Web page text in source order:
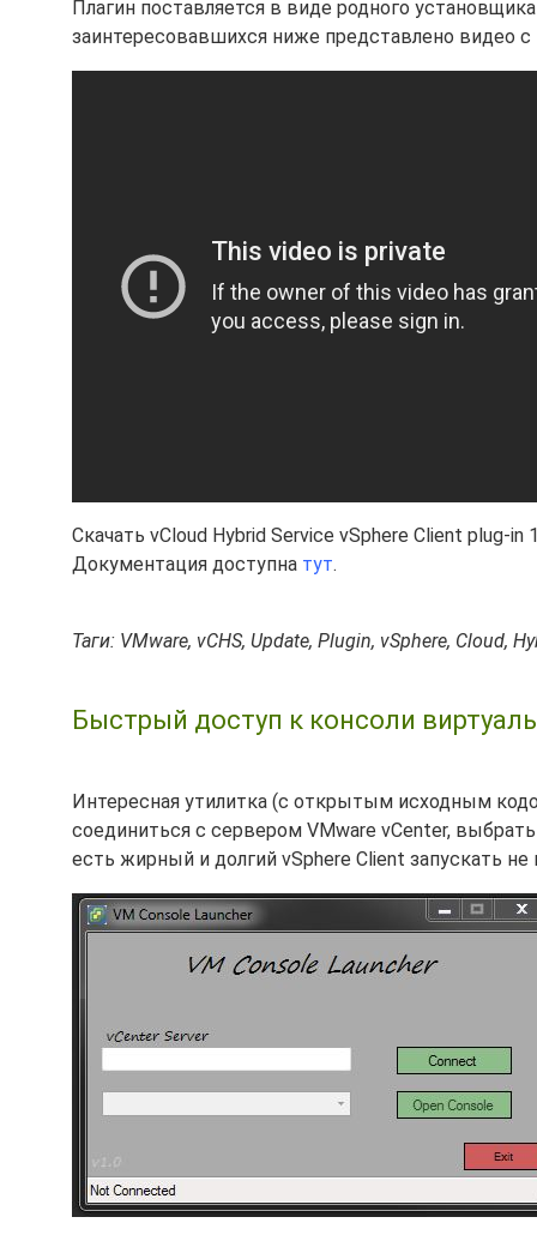
Плагин поставляется в виде родного
заинтересовавшихся ниже представлено видео
Скачать vCloud Hybrid Service vSphere Client plug-
Документация доступна тут.
Таги: VMware, vCHS, Update, Plugin, vSphere, Cloud,
Быстрый доступ к консоли
Интересная утилитка (с открытым исходным
соединиться с сервером VMware vCenter,
есть жирный и долгий vSphere Client запускать не